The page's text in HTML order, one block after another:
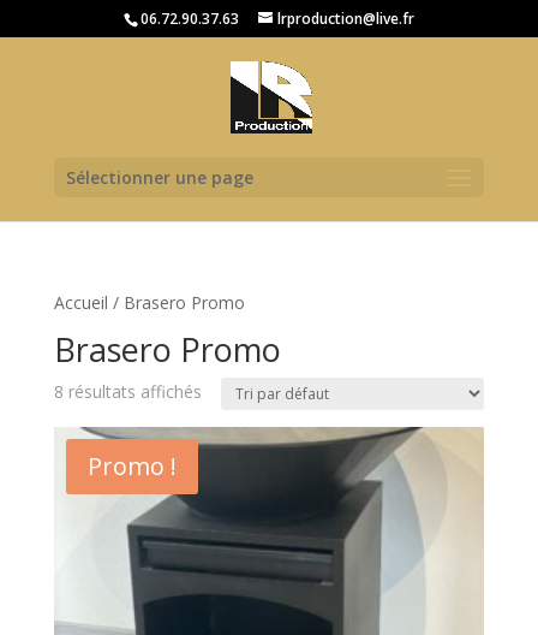
06.72.90.37.63 lrproduction@live.fr
Sélectionner une page
Accueil / Brasero Promo
Brasero Promo
8 résultats affichés
Promo !